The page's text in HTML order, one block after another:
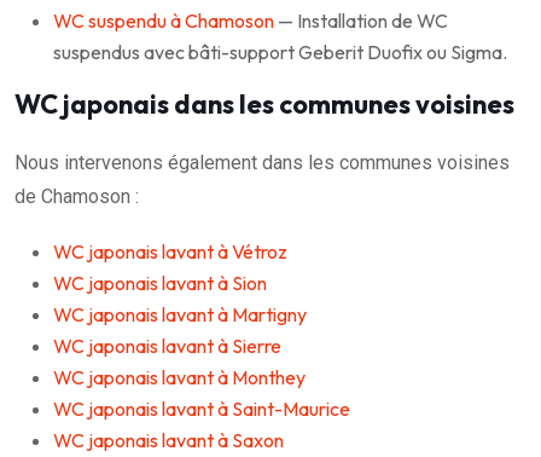
WC suspendu à Chamoson — Installation de WC
suspendus avec bâti-support Geberit Duofix ou Sigma.
WC japonais dans les communes voisines
Nous intervenons également dans les communes voisines
de Chamoson :
WC japonais lavant à Vétroz
WC japonais lavant à Sion
WC japonais lavant à Martigny
WC japonais lavant à Sierre
WC japonais lavant à Monthey
WC japonais lavant à Saint-Maurice
WC japonais lavant à Saxon